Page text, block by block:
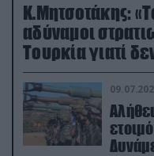
Κ.Μητσοτάκης:
αδύναμοι
Τουρκία γιατί
(βίντεο)